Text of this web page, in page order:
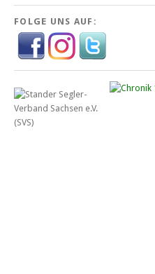
FOLGE UNS AUF: